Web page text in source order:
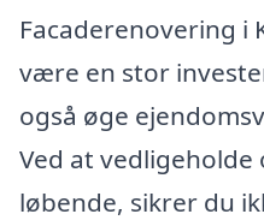
Facaderenovering i
være en stor
også øge
Ved at
løbende, sikrer du